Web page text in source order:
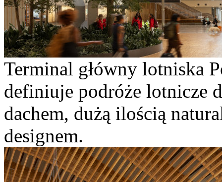
Terminal główny lotniska
definiuje podróże lotnicze
dachem, dużą ilością
designem.